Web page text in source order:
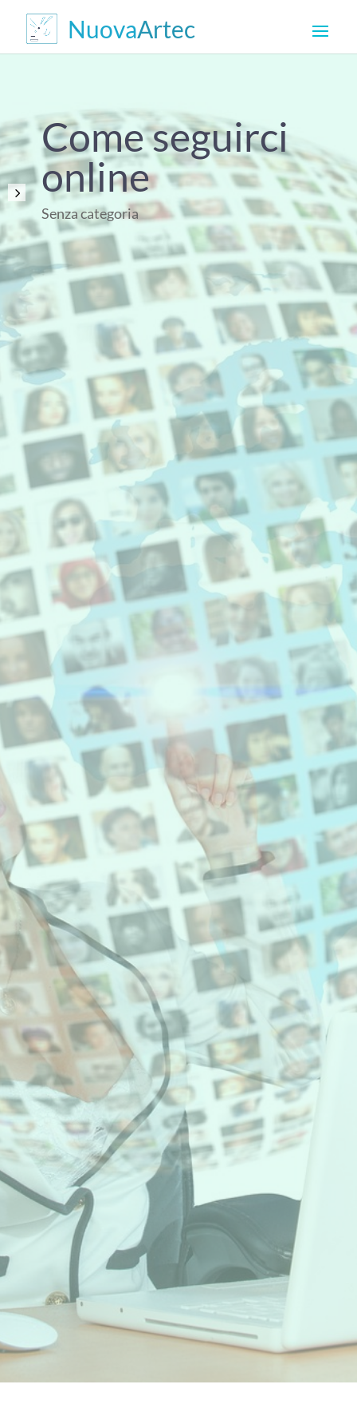
Come seguirci
online
Senza categoria